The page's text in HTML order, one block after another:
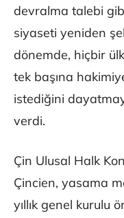
devralma talebi
siyaseti yeniden
dönemde, hiçbir
tek başına
istediğini
verdi.
Çin Ulusal Halk
Çincien, yasama
yıllık genel kurulu